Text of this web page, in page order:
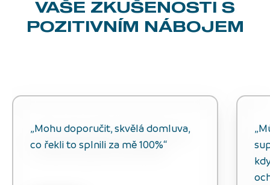
VAŠE ZKUŠENOSTI S
POZITIVNÍM NÁBOJEM
„Mohu doporučit, skvělá domluva,
co řekli to splnili za mě 100%“